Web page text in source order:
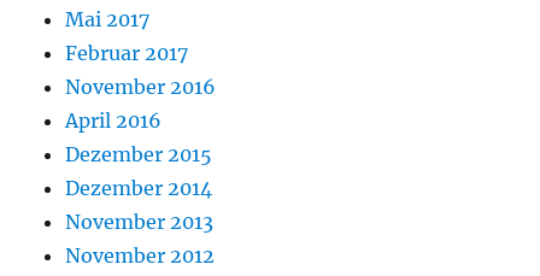
Mai 2017
Februar 2017
November 2016
April 2016
Dezember 2015
Dezember 2014
November 2013
November 2012